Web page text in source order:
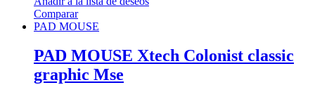
Comparar
PAD MOUSE
PAD MOUSE Xtech Colonist classic
graphic Mse